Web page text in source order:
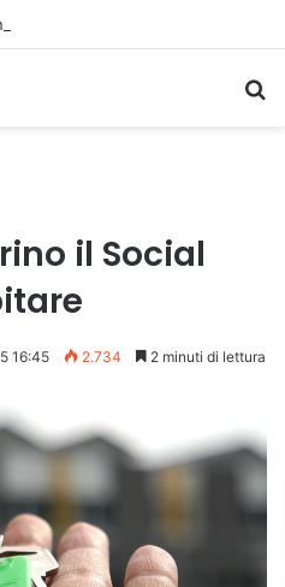
il Social
16:45 2.734 2 minuti di lettura